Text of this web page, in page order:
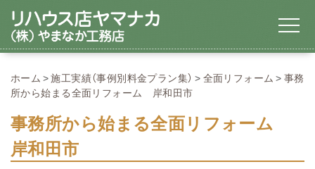
ホーム 施工実績（事例別料金プラン集） 全面リフォーム
事務
所から始まる全面リフォーム 岸和田市
事務所から始まる全面リフォーム
岸和田市